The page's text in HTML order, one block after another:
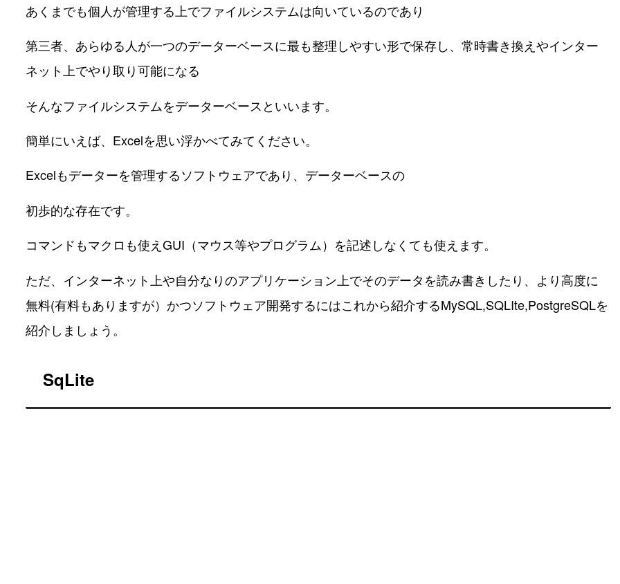
あくまでも個人が管理する上でファイルシステムは向いているのであり
第三者、あらゆる人が一つのデーターベースに最も整理しやすい形で保存し、常時書き換えやインター
ネット上でやり取り可能になる
そんなファイルシステムをデーターベースといいます。
簡単にいえば、Excelを思い浮かべてみてください。
Excelもデーターを管理するソフトウェアであり、データーベースの
初歩的な存在です。
コマンドもマクロも使えGUI（マウス等やプログラム）を記述しなくても使えます。
ただ、インターネット上や自分なりのアプリケーション上でそのデータを読み書きしたり、より高度に
無料(有料もありますが）かつソフトウェア開発するにはこれから紹介するMySQL,SQLIte,PostgreSQLを
紹介しましょう。
SqLite